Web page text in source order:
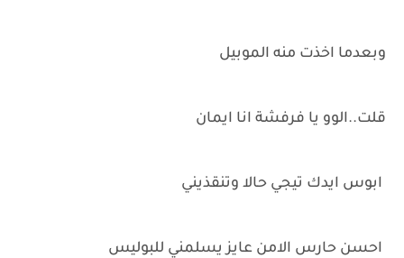
وبعدما اخذت منه الموبيل
قلت..الوو يا فرفشة انا ايمان
ابوس ايدك تيجي حالا وتنقذيني
احسن حارس الامن عايز يسلمني للبوليس